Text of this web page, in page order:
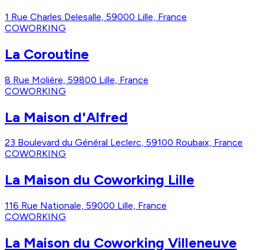
1 Rue Charles Delesalle, 59000 Lille, France
COWORKING
La Coroutine
8 Rue Molière, 59800 Lille, France
COWORKING
La Maison d'Alfred
23 Boulevard du Général Leclerc, 59100 Roubaix, France
COWORKING
La Maison du Coworking Lille
116 Rue Nationale, 59000 Lille, France
COWORKING
La Maison du Coworking Villeneuve